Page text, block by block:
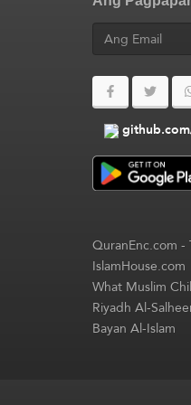
QuranEnc.com-
IslamHouse.com
What Muslim
Riyadh Al-
Bayan Al-Islam